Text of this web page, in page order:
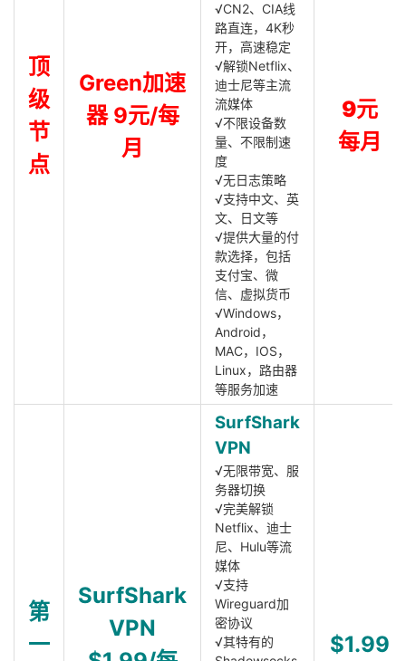
顶
级
节
点
Green加速
器 9元/每
月
√CN2、CIA线
路直连，4K秒
开，高速稳定
√解锁Netflix、
迪士尼等主流
流媒体
√不限设备数
量、不限制速
度
√无日志策略
√支持中文、英
文、日文等
√提供大量的付
款选择，包括
支付宝、微
信、虚拟货币
√Windows，
Android，
MAC，IOS，
Linux，路由器
等服务加速
9元
每月
第
一
SurfShark
VPN
SurfShark
VPN
√无限带宽、服
务器切换
√完美解锁
Netflix、迪士
尼、Hulu等流
媒体
√支持
Wireguard加
密协议
√其特有的
$1.99